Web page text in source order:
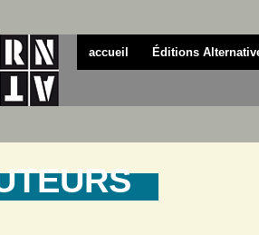
accueil Éditions